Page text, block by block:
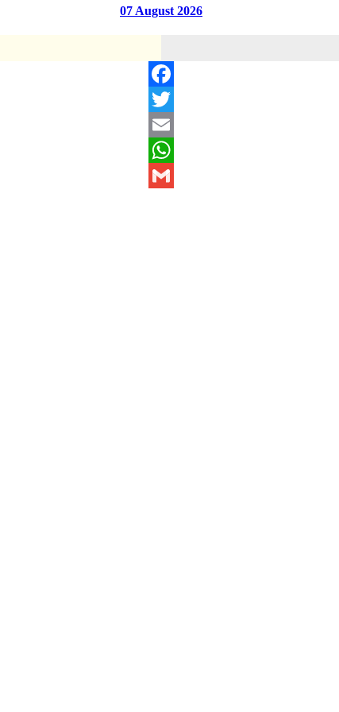
07 August 2026
Facebook
Twitter
Email
WhatsApp